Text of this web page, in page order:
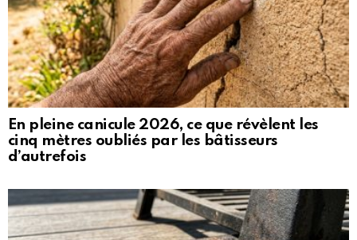
En pleine canicule 2026, ce que révèlent les
cinq mètres oubliés par les bâtisseurs
d’autrefois